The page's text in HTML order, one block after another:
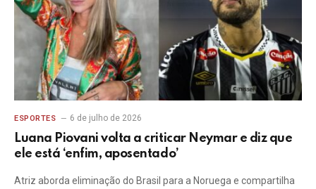
ESPORTES 6 de julho de 2026
Luana Piovani volta a criticar Neymar e diz que
ele está ‘enfim, aposentado’
Atriz aborda eliminação do Brasil para a Noruega e compartilha